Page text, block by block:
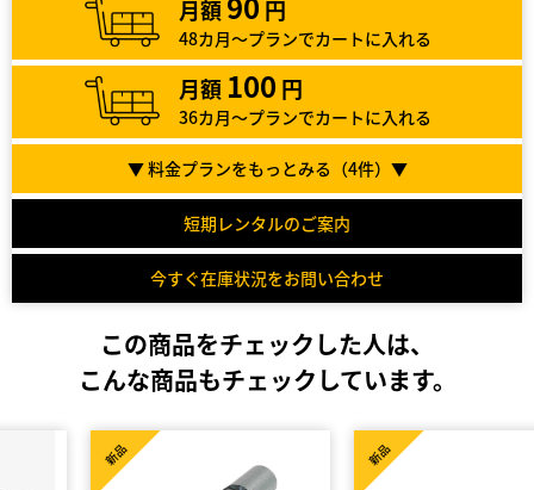
月額 円
48カ月～プランでカートに入れる
月額 100 円
36カ月～プランでカートに入れる
▼ 料金プランをもっとみる（4件）▼
短期レンタルのご案内
今すぐ在庫状況をお問い合わせ
この商品をチェックした人は、
こんな商品もチェックしています。